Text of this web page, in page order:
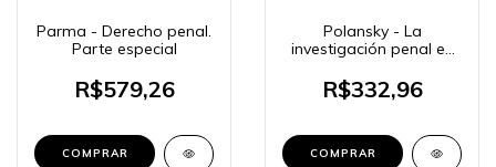
Parma - Derecho penal.
Parte especial
R$579,26
COMPRAR
Polansky - La
investigación penal en
R$332,96
COMPRAR